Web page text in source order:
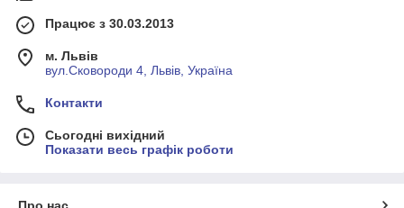
Працює з 30.03.2013
м. Львів
вул.Сковороди 4, Львів, Україна
Контакти
Сьогодні вихідний
Показати весь графік роботи